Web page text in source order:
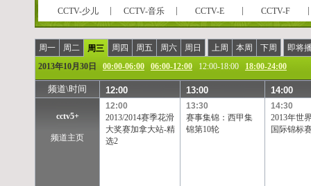
CCTV-少儿
CCTV-音乐 CCTV-E
CCTV-F
CCTVPусский
CCTV-高清 风云足球
风云音乐
风云剧场
世界地理 电视指南
怀旧剧场
女性时尚
CCTV-娱乐 CCTV-戏曲
CCTV-电影
央视文化精品
先锋纪录 现代女性
英语辅导
孕育指南
早期教育 CCTV证券资讯
中学生频道
彩民在线
高尔夫
CCTV-靓妆
CCTV-汽摩 CCTV-老年福
留学世界
摄影频道
周一 周二 周三 周四 周五 周六 周日 上周 本周 下周
即将
2013年10月30日
00:00-06:00 06:00-12:00 12:00-18:00 18:00-24:00
频道\时间 12:00 13:00 14:00
cctv5+
频道主页
12:00
2013/2014赛季花滑
大奖赛加拿大站-精
选2
13:30
赛事集锦：西甲集
锦第10轮
14:30
2013年世
国际锦标